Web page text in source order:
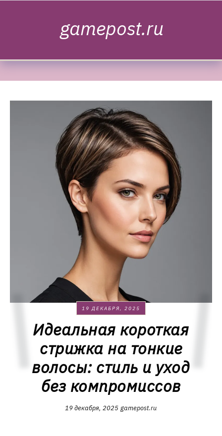
gamepost.ru
19 ДЕКАБРЯ, 2025
Идеальная короткая
стрижка на тонкие
волосы: стиль и уход
без компромиссов
19 декабря, 2025 gamepost.ru